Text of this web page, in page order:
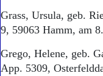
Grass, Ursula, geb.
9, 59063 Hamm, am
Grego, Helene, geb.
App. 5309,